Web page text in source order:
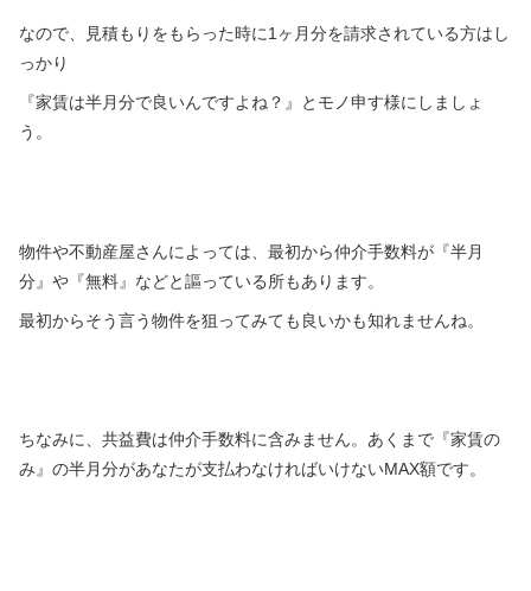
なので、見積もりをもらった時に1ヶ月分を請求されている方はし
っかり
『家賃は半月分で良いんですよね？』とモノ申す様にしましょ
う。
物件や不動産屋さんによっては、最初から仲介手数料が『半月
分』や『無料』などと謳っている所もあります。
最初からそう言う物件を狙ってみても良いかも知れませんね。
ちなみに、共益費は仲介手数料に含みません。あくまで『家賃の
み』の半月分があなたが支払わなければいけないMAX額です。